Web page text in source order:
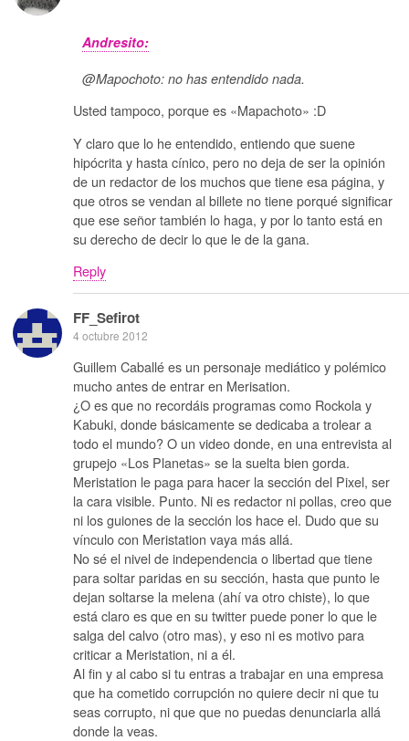
Andresito:
@Mapochoto: no has entendido nada.
Usted tampoco, porque es «Mapachoto» :D
Y claro que lo he entendido, entiendo que suene
hipócrita y hasta cínico, pero no deja de ser la opinión
de un redactor de los muchos que tiene esa página, y
que otros se vendan al billete no tiene porqué significar
que ese señor también lo haga, y por lo tanto está en
su derecho de decir lo que le de la gana.
Reply
FF_Sefirot
4 octubre 2012
Guillem Caballé es un personaje mediático y polémico
mucho antes de entrar en Merisation.
¿O es que no recordáis programas como Rockola y
Kabuki, donde básicamente se dedicaba a trolear a
todo el mundo? O un video donde, en una entrevista al
grupejo «Los Planetas» se la suelta bien gorda.
Meristation le paga para hacer la sección del Pixel, ser
la cara visible. Punto. Ni es redactor ni pollas, creo que
ni los guiones de la sección los hace el. Dudo que su
vínculo con Meristation vaya más allá.
No sé el nivel de independencia o libertad que tiene
para soltar paridas en su sección, hasta que punto le
dejan soltarse la melena (ahí va otro chiste), lo que
está claro es que en su twitter puede poner lo que le
salga del calvo (otro mas), y eso ni es motivo para
criticar a Meristation, ni a él.
Al fin y al cabo si tu entras a trabajar en una empresa
que ha cometido corrupción no quiere decir ni que tu
seas corrupto, ni que que no puedas denunciarla allá
donde la veas.